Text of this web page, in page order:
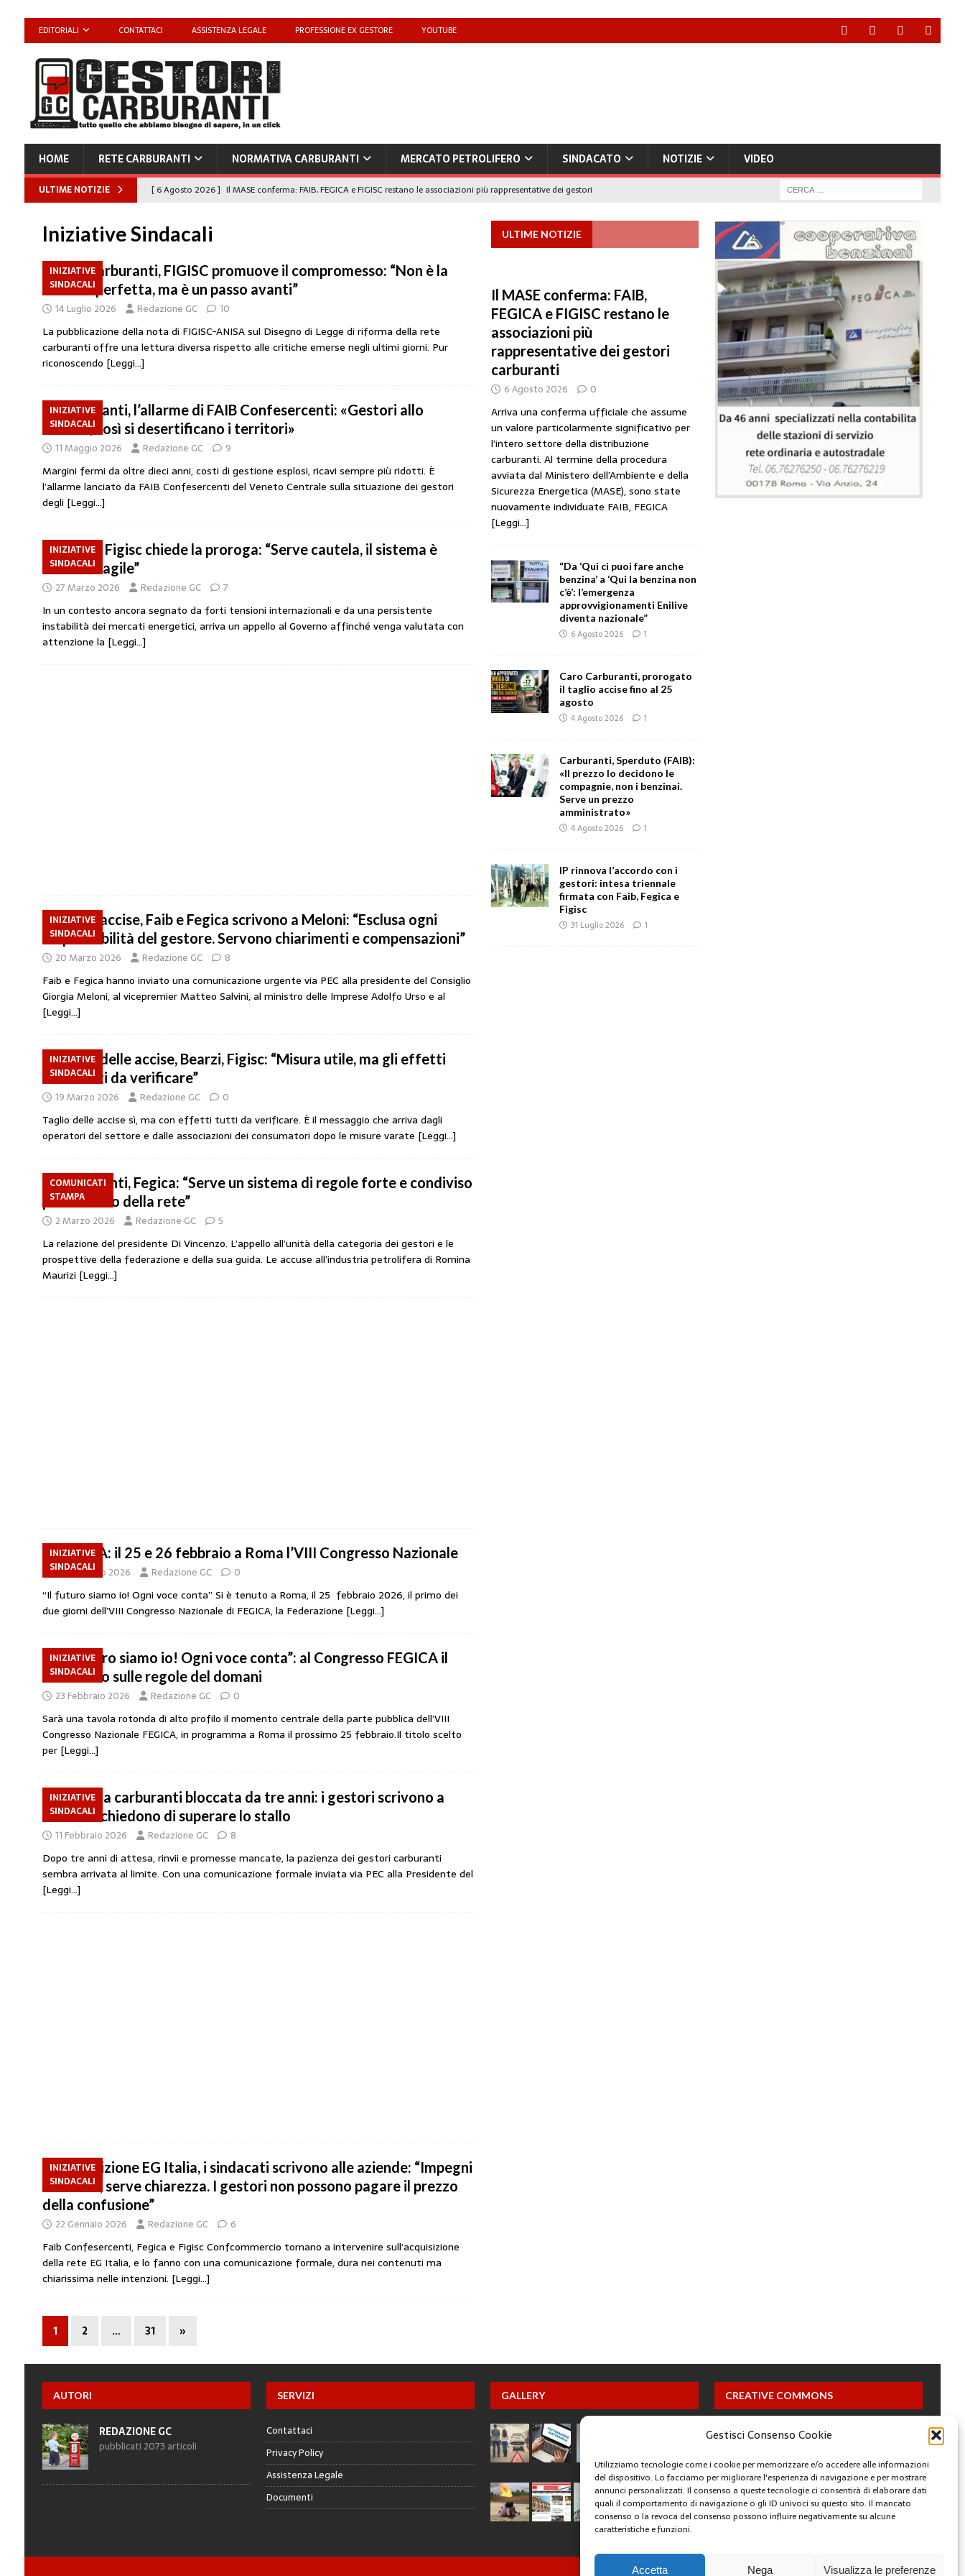
Gestisci Consenso Cookie
Utilizziamo tecnologie come i cookie per memorizzare e/o accedere alle informazioni
del dispositivo. Lo facciamo per migliorare l'esperienza di navigazione e per mostrare
annunci personalizzati. Il consenso a queste tecnologie ci consentirà di elaborare dati
quali il comportamento di navigazione o gli ID univoci su questo sito. Il mancato
consenso o la revoca del consenso possono influire negativamente su alcune
caratteristiche e funzioni.
Accetta Nega Visualizza le preferenze
EDITORIALI CONTATTACI ASSISTENZA LEGALE PROFESSIONE EX GESTORE YOUTUBE
HOME RETE CARBURANTI NORMATIVA CARBURANTI MERCATO PETROLIFERO SINDACATO NOTIZIE VIDEO
ULTIME NOTIZIE [ 6 Agosto 2026 ] Il MASE conferma: FAIB, FEGICA e FIGISC restano le associazioni più rappresentative dei gestori
[ 6 Agosto 2026 ]
“Da ‘Qui ci puoi fare anche benzina’ a ‘Qui la benzina non c’è’: l’emergenza approvvigionamenti
Enilive diventa nazionale”
EDITORIALI
[ 4 Agosto 2026 ] Caro Carburanti, prorogato il taglio accise fino al 25 agosto
MERCATO PREZZI CARBURANTI
[ 4 Agosto 2026 ] Carburanti, Sperduto (FAIB): «Il prezzo lo decidono le compagnie, non i benzinai. Serve un prezzo
amministrato»
MERCATO PREZZI CARBURANTI
IP rinnova l’accordo con i gestori: intesa triennale firmata con Faib, Fegica e Figisc
COMUNICATI
[ 30 Luglio 2026 ] Carburanti, i sindacati al Mimit: “I gestori non decidono i prezzi. Basta scaricare su di loro le
responsabilità”
COMUNICATI STAMPA
Taglio delle accise, il prezzo è libero: i controlli non diventino una presunzione di colpevolezza
MERCATO PREZZI CARBURANTI
CARBURANTI. CONTROLLI SUI PRODOTTI ADULTERATI: ALTRA SITUAZIONE GRAVE MA NON SERIA
Iniziative Sindacali
INIZIATIVE
SINDACALI
DDL Carburanti, FIGISC promuove il compromesso: “Non è la
riforma perfetta, ma è un passo avanti”
14 Luglio 2026 Redazione GC 10
La pubblicazione della nota di FIGISC-ANISA sul Disegno di Legge di riforma della rete
carburanti offre una lettura diversa rispetto alle critiche emerse negli ultimi giorni. Pur
riconoscendo [Leggi…]
INIZIATIVE
SINDACALI
Carburanti, l’allarme di FAIB Confesercenti: «Gestori allo
stremo, così si desertificano i territori»
11 Maggio 2026 Redazione GC 9
Margini fermi da oltre dieci anni, costi di gestione esplosi, ricavi sempre più ridotti. È
l’allarme lanciato da FAIB Confesercenti del Veneto Centrale sulla situazione dei gestori
degli [Leggi…]
INIZIATIVE
SINDACALI
Accise, Figisc chiede la proroga: “Serve cautela, il sistema è
ancora fragile”
27 Marzo 2026 Redazione GC 7
In un contesto ancora segnato da forti tensioni internazionali e da una persistente
instabilità dei mercati energetici, arriva un appello al Governo affinché venga valutata con
attenzione la [Leggi…]
INIZIATIVE
SINDACALI
Taglio accise, Faib e Fegica scrivono a Meloni: “Esclusa ogni
responsabilità del gestore. Servono chiarimenti e compensazioni”
20 Marzo 2026 Redazione GC 8
Faib e Fegica hanno inviato una comunicazione urgente via PEC alla presidente del Consiglio
Giorgia Meloni, al vicepremier Matteo Salvini, al ministro delle Imprese Adolfo Urso e al
[Leggi…]
INIZIATIVE
SINDACALI
Taglio delle accise, Bearzi, Figisc: “Misura utile, ma gli effetti
sono tutti da verificare”
19 Marzo 2026 Redazione GC 0
Taglio delle accise sì, ma con effetti tutti da verificare. È il messaggio che arriva dagli
operatori del settore e dalle associazioni dei consumatori dopo le misure varate [Leggi…]
COMUNICATI
STAMPA
Carburanti, Fegica: “Serve un sistema di regole forte e condiviso
per il futuro della rete”
2 Marzo 2026 Redazione GC 5
La relazione del presidente Di Vincenzo. L’appello all’unità della categoria dei gestori e le
prospettive della federazione e della sua guida. Le accuse all’industria petrolifera di Romina
Maurizi [Leggi…]
INIZIATIVE
SINDACALI
FEGICA: il 25 e 26 febbraio a Roma l’VIII Congresso Nazionale
26 Febbraio 2026 Redazione GC 0
“Il futuro siamo io! Ogni voce conta” Si è tenuto a Roma, il 25 febbraio 2026, il primo dei
due giorni dell’VIII Congresso Nazionale di FEGICA, la Federazione [Leggi…]
INIZIATIVE
SINDACALI
“Il futuro siamo io! Ogni voce conta”: al Congresso FEGICA il
confronto sulle regole del domani
23 Febbraio 2026 Redazione GC 0
Sarà una tavola rotonda di alto profilo il momento centrale della parte pubblica dell’VIII
Congresso Nazionale FEGICA, in programma a Roma il prossimo 25 febbraio.Il titolo scelto
per [Leggi…]
INIZIATIVE
SINDACALI
Riforma carburanti bloccata da tre anni: i gestori scrivono a
Meloni e chiedono di superare lo stallo
11 Febbraio 2026 Redazione GC 8
Dopo tre anni di attesa, rinvii e promesse mancate, la pazienza dei gestori carburanti
sembra arrivata al limite. Con una comunicazione formale inviata via PEC alla Presidente del
[Leggi…]
INIZIATIVE
SINDACALI
Acquisizione EG Italia, i sindacati scrivono alle aziende: “Impegni
disattesi, serve chiarezza. I gestori non possono pagare il prezzo
della confusione”
22 Gennaio 2026 Redazione GC 6
Faib Confesercenti, Fegica e Figisc Confcommercio tornano a intervenire sull’acquisizione
della rete EG Italia, e lo fanno con una comunicazione formale, dura nei contenuti ma
chiarissima nelle intenzioni. [Leggi…]
1 2 … 31 »
ULTIME NOTIZIE
Il MASE conferma: FAIB,
FEGICA e FIGISC restano le
associazioni più
rappresentative dei gestori
carburanti
6 Agosto 2026 0
Arriva una conferma ufficiale che assume
un valore particolarmente significativo per
l’intero settore della distribuzione
carburanti. Al termine della procedura
avviata dal Ministero dell’Ambiente e della
Sicurezza Energetica (MASE), sono state
nuovamente individuate FAIB, FEGICA
[Leggi...]
“Da ‘Qui ci puoi fare anche
benzina’ a ‘Qui la benzina non
c’è’: l’emergenza
approvvigionamenti Enilive
diventa nazionale”
6 Agosto 2026 1
Caro Carburanti, prorogato
il taglio accise fino al 25
agosto
4 Agosto 2026 1
Carburanti, Sperduto (FAIB):
«Il prezzo lo decidono le
compagnie, non i benzinai.
Serve un prezzo
amministrato»
4 Agosto 2026 1
IP rinnova l’accordo con i
gestori: intesa triennale
firmata con Faib, Fegica e
Figisc
31 Luglio 2026 1
AUTORI
REDAZIONE GC
pubblicati 2073 articoli
SERVIZI
Contattaci
Privacy Policy
Assistenza Legale
Documenti
GALLERY CREATIVE COMMONS
Questa opera è concessa in licenza con i termini
ARCHIVI
FACEBOOK TWITTER INSTAGRAM